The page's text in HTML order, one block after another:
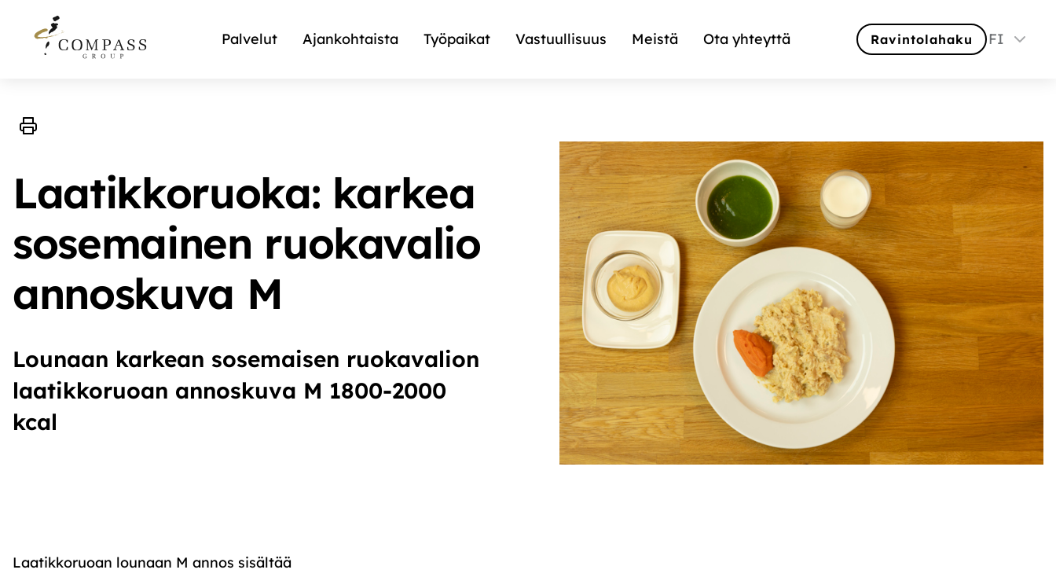
Palvelut Ajankohtaista Työpaikat Vastuullisuus Meistä Ota yhteyttä Ravintolahaku FI
Laatikkoruoka: karkea
sosemainen ruokavalio
annoskuva M
Lounaan karkean sosemaisen ruokavalion
laatikkoruoan annoskuva M 1800-2000
kcal
Laatikkoruoan lounaan M annos sisältää